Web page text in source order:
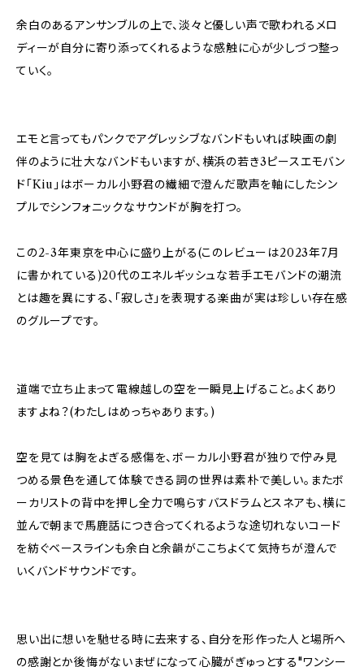
余白のあるアンサンブルの上で、淡々と優しい声で歌われるメロ
ディーが自分に寄り添ってくれるような感触に心が少しづつ整っ
ていく。
エモと言ってもパンクでアグレッシブなバンドもいれば映画の劇
伴のように壮大なバンドもいますが、横浜の若き3ピースエモバン
ド「Kiu」はボーカル小野君の繊細で澄んだ歌声を軸にしたシン
プルでシンフォニックなサウンドが胸を打つ。
この2-3年東京を中心に盛り上がる(このレビューは2023年7月
に書かれている)20代のエネルギッシュな若手エモバンドの潮流
とは趣を異にする、「寂しさ」を表現する楽曲が実は珍しい存在感
のグループです。
道端で立ち止まって電線越しの空を一瞬見上げること。よくあり
ますよね？(わたしはめっちゃあります。)
空を見ては胸をよぎる感傷を、ボーカル小野君が独りで佇み見
つめる景色を通して体験できる詞の世界は素朴で美しい。またボ
ーカリストの背中を押し全力で鳴らすバスドラムとスネアも、横に
並んで朝まで馬鹿話につき合ってくれるような途切れないコード
を紡ぐベースラインも余白と余韻がここちよくて気持ちが澄んで
いくバンドサウンドです。
思い出に想いを馳せる時に去来する、自分を形作った人と場所へ
の感謝とか後悔がないまぜになって心臓がぎゅっとする"ワンシー